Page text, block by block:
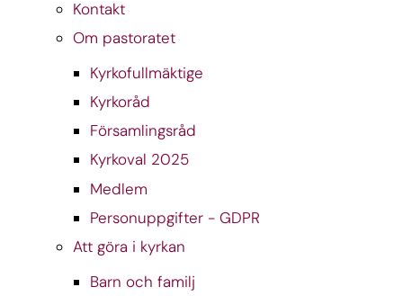
Kontakt
Om pastoratet
Kyrkofullmäktige
Kyrkoråd
Församlingsråd
Kyrkoval 2025
Medlem
Personuppgifter - GDPR
Att göra i kyrkan
Barn och familj